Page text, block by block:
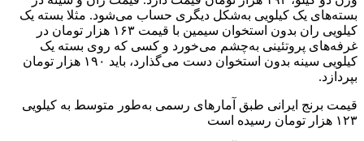
بسته‌های یک کیلویی به‌شکل دیگری حساب می‌شود. مثلا بسته یک
کیلویی ران بدون استخوان سیمین با قیمت ۱۶۳ هزار تومان در
غرفه‌های پروتئینی به‌چشم می‌خورد و کسی که روی بسته یک
کیلویی سینه بدون استخوان دست می‌گذارد، باید ۱۹۰ هزار تومان
بپردازد.
قیمت برنج ایرانی طبق آمار‌های رسمی به‌طور متوسط به کیلویی
۱۲۳ هزار تومان رسیده است